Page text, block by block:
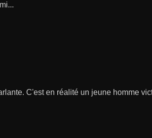
C'est en réalité un jeune homme